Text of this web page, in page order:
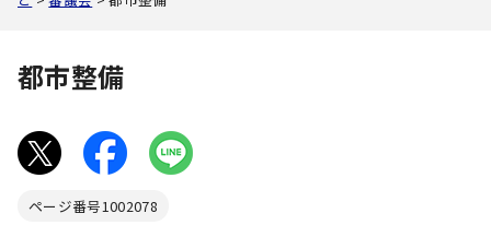
都市整備
ページ番号1002078